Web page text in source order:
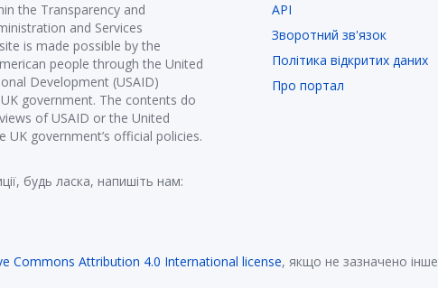
the Transparency and
and Services
is made possible by the
people through the United
Development (USAID)
government. The contents do
of USAID or the United
UK government’s official policies.
будь ласка, напишіть нам:
API
Зворотний зв'язок
Політика відкритих даних
Про портал
Commons Attribution 4.0 International license, якщо не зазначено інше